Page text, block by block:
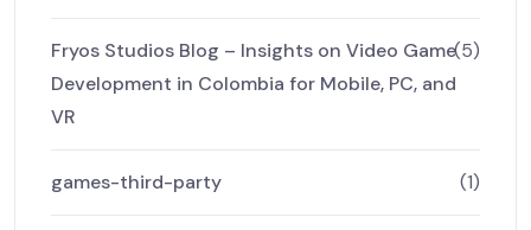
Fryos Studios Blog – Insights on Video Game
Development in Colombia for Mobile, PC, and
VR
(5)
games-third-party (1)